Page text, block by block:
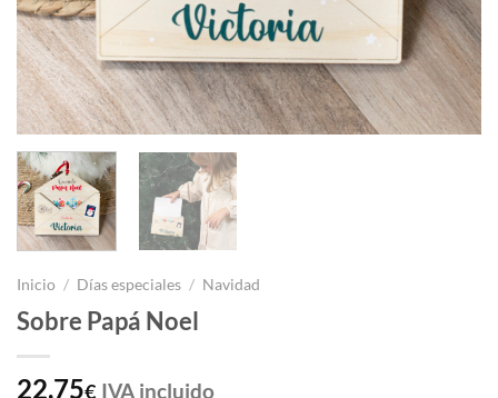
Inicio / Días especiales / Navidad
Sobre Papá Noel
22,75€ IVA incluido